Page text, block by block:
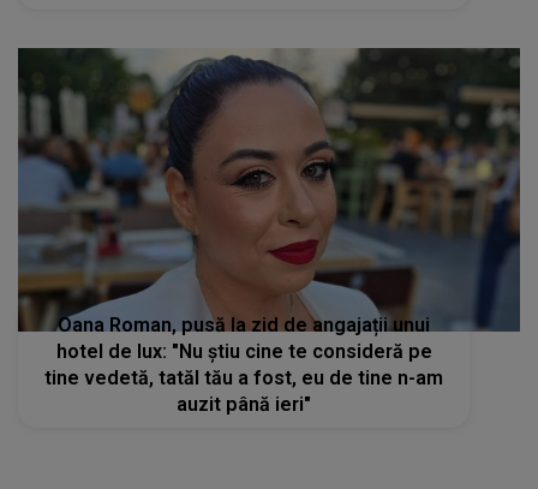
Oana Roman, pusă la zid de angajații unui
hotel de lux: "Nu știu cine te consideră pe
tine vedetă, tatăl tău a fost, eu de tine n-am
auzit până ieri"